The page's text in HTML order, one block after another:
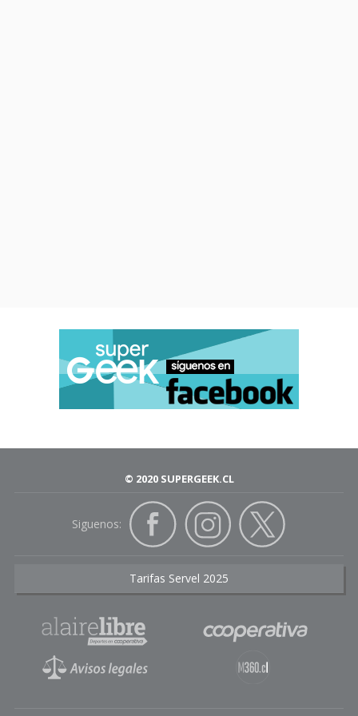
© 2020 SUPERGEEK.CL
Siguenos:
Tarifas Servel 2025